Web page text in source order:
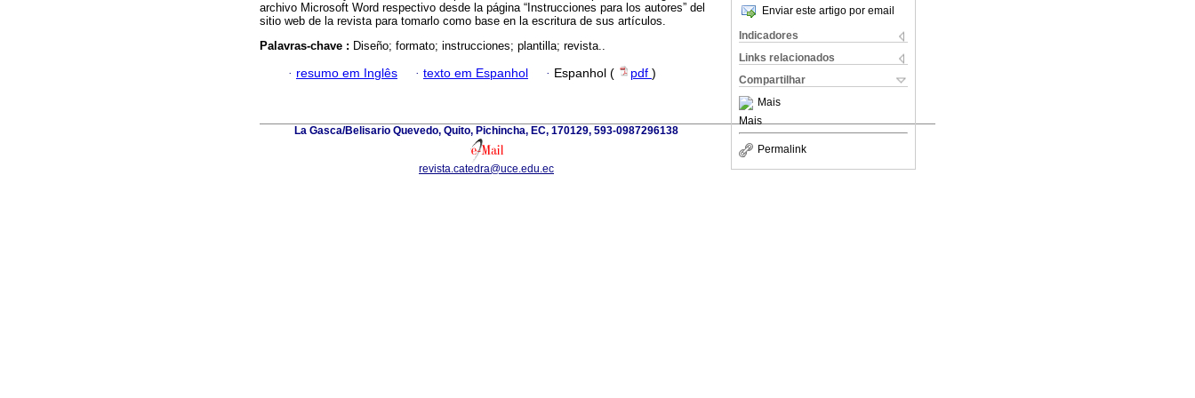
Enviar este artigo por email
Indicadores
Links relacionados
Compartilhar
Mais
Mais
Permalink
archivo Microsoft Word respectivo desde la página “Instrucciones para los autores” del
sitio web de la revista para tomarlo como base en la escritura de sus artículos.
Palavras-chave : Diseño; formato; instrucciones; plantilla; revista..
· resumo em Inglês · texto em Espanhol · Espanhol ( pdf )
La Gasca/Belisario Quevedo, Quito, Pichincha, EC, 170129, 593-0987296138
revista.catedra@uce.edu.ec